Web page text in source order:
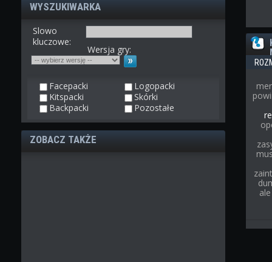
WYSZUKIWARKA
Slowo
kluczowe:
Wersja gry:
Facepacki
Logopacki
Kitspacki
Skórki
Backpacki
Pozostałe
ZOBACZ TAKŻE